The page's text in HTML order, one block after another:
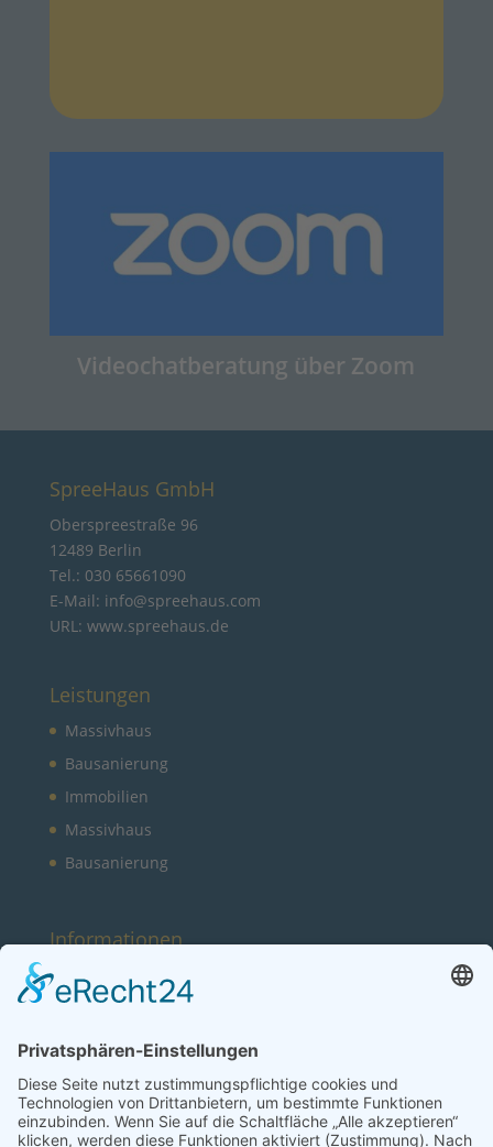
Videochatberatung über Zoom
SpreeHaus GmbH
Oberspreestraße 96
12489 Berlin
Tel.: 030 65661090
E-Mail: info@spreehaus.com
URL: www.spreehaus.de
Leistungen
Massivhaus
Bausanierung
Immobilien
Massivhaus
Bausanierung
Informationen
Galerie
SpreeHaus Qualität
Partner
Anfrage